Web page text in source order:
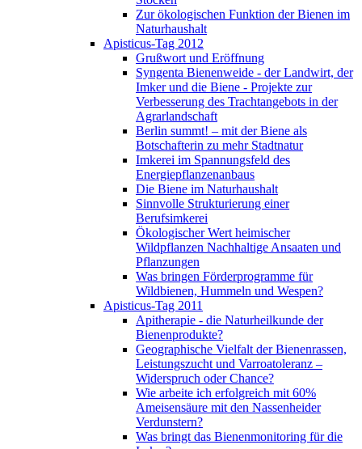
Zur ökologischen Funktion der Bienen im
Naturhaushalt
Apisticus-Tag 2012
Grußwort und Eröffnung
Syngenta Bienenweide - der Landwirt, der
Imker und die Biene - Projekte zur
Verbesserung des Trachtangebots in der
Agrarlandschaft
Berlin summt! – mit der Biene als
Botschafterin zu mehr Stadtnatur
Imkerei im Spannungsfeld des
Energiepflanzenanbaus
Die Biene im Naturhaushalt
Sinnvolle Strukturierung einer
Berufsimkerei
Ökologischer Wert heimischer
Wildpflanzen Nachhaltige Ansaaten und
Pflanzungen
Was bringen Förderprogramme für
Wildbienen, Hummeln und Wespen?
Apisticus-Tag 2011
Apitherapie - die Naturheilkunde der
Bienenprodukte?
Geographische Vielfalt der Bienenrassen,
Leistungszucht und Varroatoleranz –
Widerspruch oder Chance?
Wie arbeite ich erfolgreich mit 60%
Ameisensäure mit den Nassenheider
Verdunstern?
Was bringt das Bienenmonitoring für die